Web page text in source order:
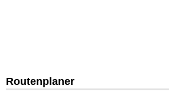
Routenplaner